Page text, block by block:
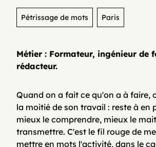
Organisme de
Contactez-nous
FAQ
Pétrissage de mots Paris
Métier : Formateur, ingénieur de
rédacteur.
Quand on a fait ce qu'on a à faire,
la moitié de son travail : reste à en
mieux le comprendre, mieux le
transmettre. C'est le fil rouge de
mettre en mots l'activité, dans le